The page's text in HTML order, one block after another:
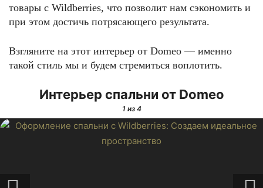
товары с Wildberries, что позволит нам сэкономить и
при этом достичь потрясающего результата.
Взгляните на этот интерьер от Domeo — именно
такой стиль мы и будем стремиться воплотить.
Интерьер спальни от Domeo
1из 4